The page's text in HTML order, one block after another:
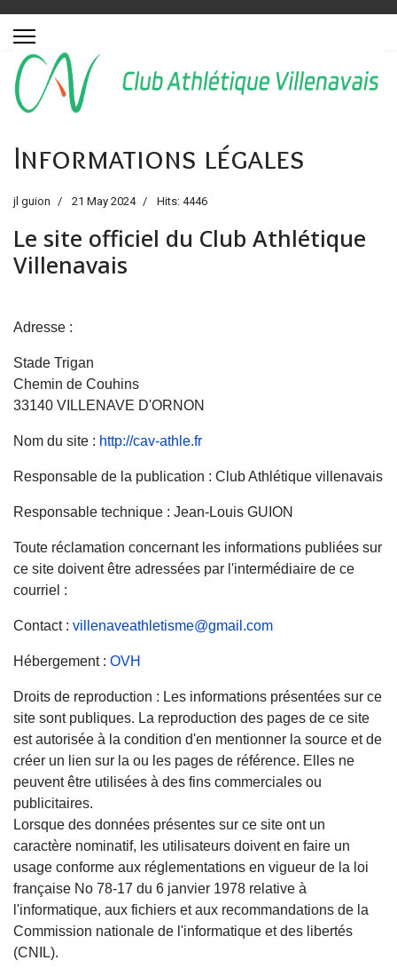
Informations légales
jl guion 21 May 2024 Hits: 4446
Le site officiel du Club Athlétique
Villenavais
Adresse :
Stade Trigan
Chemin de Couhins
33140 VILLENAVE D'ORNON
Nom du site : http://cav-athle.fr
Responsable de la publication : Club Athlétique villenavais
Responsable technique : Jean-Louis GUION
Toute réclamation concernant les informations publiées sur
ce site doivent être adressées par l'intermédiaire de ce
courriel :
Contact : villenaveathletisme@gmail.com
Hébergement : OVH
Droits de reproduction : Les informations présentées sur ce
site sont publiques. La reproduction des pages de ce site
est autorisée à la condition d'en mentionner la source et de
créer un lien sur la ou les pages de référence. Elles ne
peuvent être utilisées à des fins commerciales ou
publicitaires.
Lorsque des données présentes sur ce site ont un
caractère nominatif, les utilisateurs doivent en faire un
usage conforme aux réglementations en vigueur de la loi
française No 78-17 du 6 janvier 1978 relative à
l'informatique, aux fichiers et aux recommandations de la
Commission nationale de l'informatique et des libertés
(CNIL).